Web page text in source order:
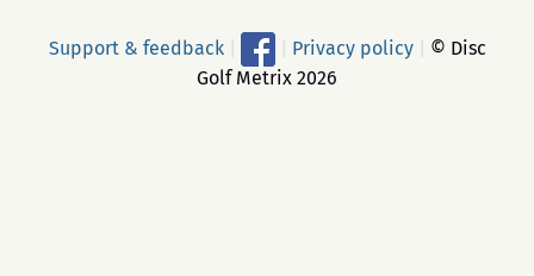
Support & feedback Privacy policy
© Disc
Golf Metrix 2026